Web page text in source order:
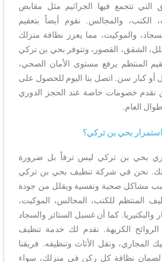
التي تتجمع فيها الجراثيم مثل مقابض
الكنب، والمجالس. نقوم أيضاً بتعقيم
والموكيت، مما يعزز نظافة منزلك
الشقق، القصور، وتتوفر بحي بن تركي
المنتظم يرفع مستوى الأمان الصحي،
أو كبار سن. اتصل بنا اليوم للحصول على
نقدم خصومات خاصة عند الحجز الدوري
العام.
بحي بن تركي؟
بحي بن تركي ليس ترفاً بل ضرورة
نحن في شركة تنظيف بحي بن تركي
مشاكل صحية ونفسية ويقلل من جودة
المنتظم للكنب، المجالس، الموكيت،
والبكتيريا. كما أن غسيل الستائر والسجاد
الكريهة. نقدم لك خدمة تنظيف
المجاري، ونقل الأثاث وتنظيفه. فريقنا
نظافة كل ركن في منزلك، سواء